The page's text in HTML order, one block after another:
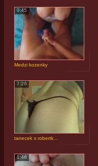
0:45
Medzi kozenky
7:26
tanecek s robertk...
1:46